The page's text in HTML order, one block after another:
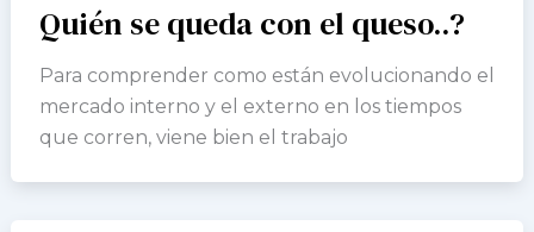
Quién se queda con el queso..?
Para comprender como están evolucionando el
mercado interno y el externo en los tiempos
que corren, viene bien el trabajo